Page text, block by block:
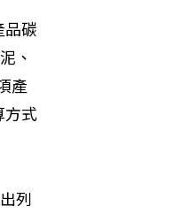
碳
、
產
方式
列